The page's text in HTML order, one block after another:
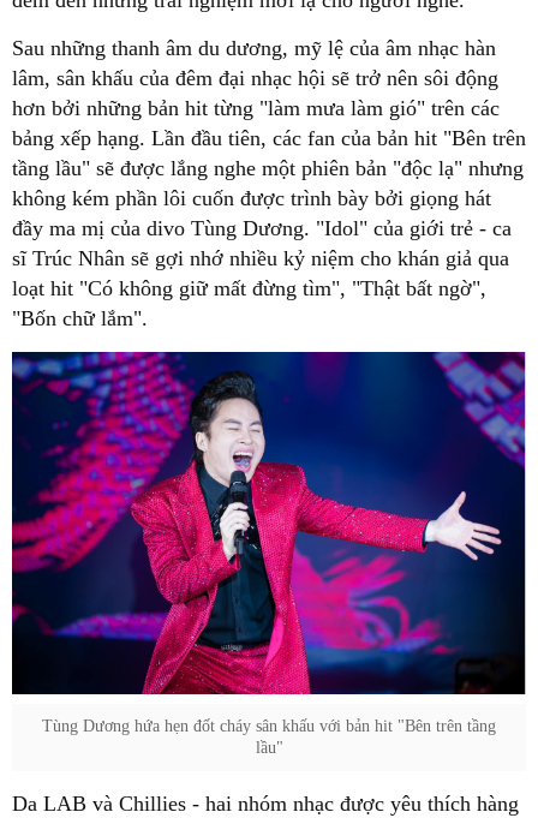
Sau những thanh âm du dương, mỹ lệ của âm nhạc hàn
lâm, sân khấu của đêm đại nhạc hội sẽ trở nên sôi động
hơn bởi những bản hit từng "làm mưa làm gió" trên các
bảng xếp hạng. Lần đầu tiên, các fan của bản hit "Bên trên
tầng lầu" sẽ được lắng nghe một phiên bản "độc lạ" nhưng
không kém phần lôi cuốn được trình bày bởi giọng hát
đầy ma mị của divo Tùng Dương. "Idol" của giới trẻ - ca
sĩ Trúc Nhân sẽ gợi nhớ nhiều kỷ niệm cho khán giả qua
loạt hit "Có không giữ mất đừng tìm", "Thật bất ngờ",
"Bốn chữ lắm".
Tùng Dương hứa hẹn đốt cháy sân khấu với bản hit "Bên trên tầng
lầu"
Da LAB và Chillies - hai nhóm nhạc được yêu thích hàng